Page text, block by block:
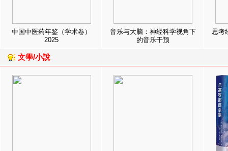
中国中医药年鉴（学术卷）
2025
音乐与大脑：神经科学视角下
的音乐干预
思考
文學/小說